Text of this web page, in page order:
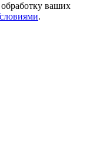
ваших
.